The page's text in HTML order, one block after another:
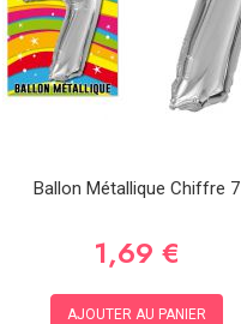
Ballon Métallique Chiffre 7
1,69 €
AJOUTER AU PANIER